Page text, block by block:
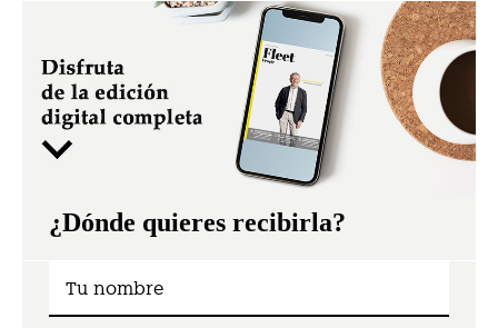
¿Dónde quieres recibirla?